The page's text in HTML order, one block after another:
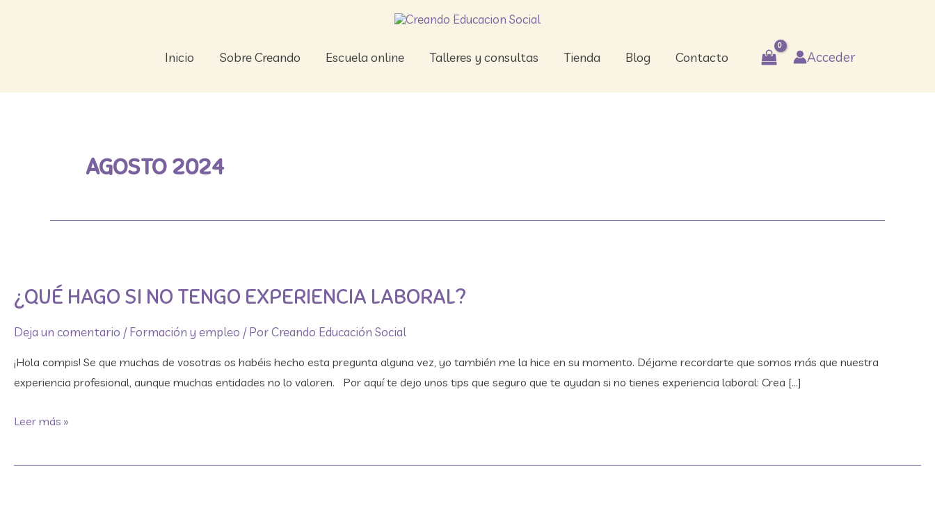
Inicio Sobre Creando Escuela online Talleres y consultas Tienda Blog Contacto Acceder
AGOSTO 2024
¿QUÉ HAGO SI NO TENGO EXPERIENCIA LABORAL?
Deja un comentario /Formación y empleo / PorCreando Educación Social
¡Hola compis! Se que muchas de vosotras os habéis hecho esta pregunta alguna vez, yo también me la hice en su momento. Déjame recordarte que somos más que nuestra
experiencia profesional, aunque muchas entidades no lo valoren. Por aquí te dejo unos tips que seguro que te ayudan si no tienes experiencia laboral: Crea […]
si
tengo
Leer más »